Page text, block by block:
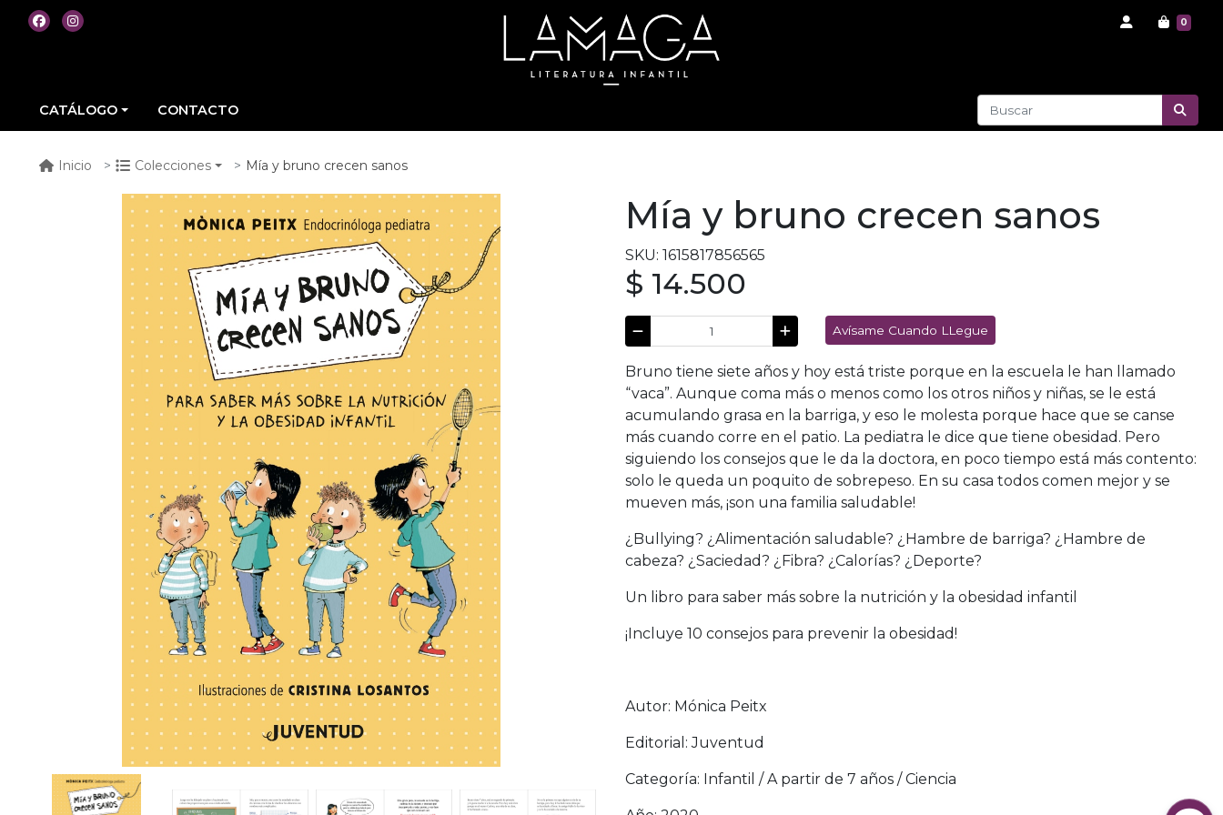
0
CATÁLOGO CONTACTO
Inicio Colecciones Mía y bruno crecen sanos
Mía y bruno crecen sanos
SKU: 1615817856565
$ 14.500
Avísame Cuando LLegue
Bruno tiene siete años y hoy está triste porque en la escuela le han llamado
“vaca”. Aunque coma más o menos como los otros niños y niñas, se le está
acumulando grasa en la barriga, y eso le molesta porque hace que se canse
más cuando corre en el patio. La pediatra le dice que tiene obesidad. Pero
siguiendo los consejos que le da la doctora, en poco tiempo está más contento:
solo le queda un poquito de sobrepeso. En su casa todos comen mejor y se
mueven más, ¡son una familia saludable!
¿Bullying? ¿Alimentación saludable? ¿Hambre de barriga? ¿Hambre de
cabeza? ¿Saciedad? ¿Fibra? ¿Calorías? ¿Deporte?
Un libro para saber más sobre la nutrición y la obesidad infantil
¡Incluye 10 consejos para prevenir la obesidad!
Autor: Mónica Peitx
Editorial: Juventud
Categoría: Infantil / A partir de 7 años / Ciencia